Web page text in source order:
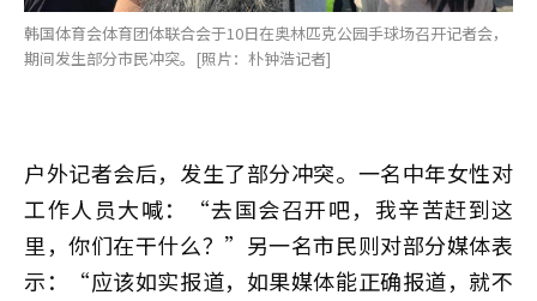
韩国体育会体育团体联合会于10日在奥林匹克公园手球场召开记者会，
期间发生部分市民冲突。[照片：朴钟浩记者]
户外记者会后，发生了部分冲突。一名中年女性对
工作人员大喊：“去国会召开吧，我辛苦赶到这
里，你们在干什么？”另一名市民则对部分媒体表
示：“应该如实报道，如果媒体能正确报道，就不